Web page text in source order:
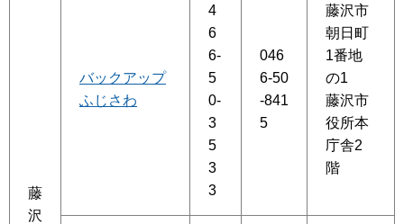
藤
沢
バックアップ
ふじさわ
4
6
6-
5
0-
3
5
3
3
046
6-50
-841
5
藤沢市
朝日町
1番地
の1
藤沢市
役所本
庁舎2
階